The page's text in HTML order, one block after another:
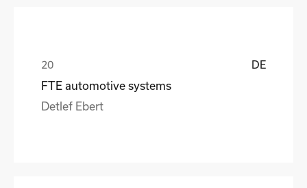
DE
FTE automotive systems
Detlef Ebert